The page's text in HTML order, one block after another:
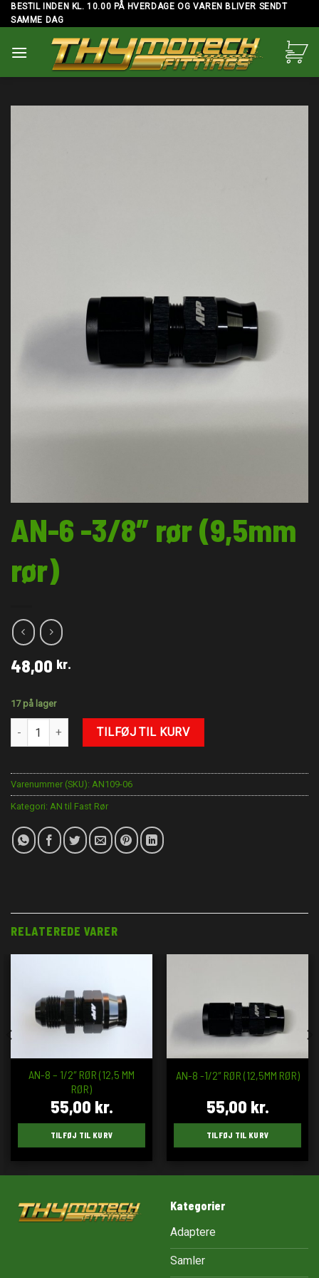
Skip
to
BESTIL INDEN KL. 10.00 PÅ HVERDAGE OG VAREN BLIVER SENDT
SAMME DAG
AN-6 -3/8″ rør (9,5mm
rør)
48,00 kr.
17 på lager
AN-6 -3/8" rør (9,5mm rør) antal
TILFØJ TIL KURV
Varenummer (SKU): AN109-06
Kategori: AN til Fast Rør
RELATEREDE VARER
AN-8 – 1/2″ RØR (12,5 MM
RØR)
55,00 kr.
TILFØJ TIL KURV
AN-8 -1/2″ RØR (12,5MM RØR)
55,00 kr.
TILFØJ TIL KURV
Kategorier
Adaptere
Samler